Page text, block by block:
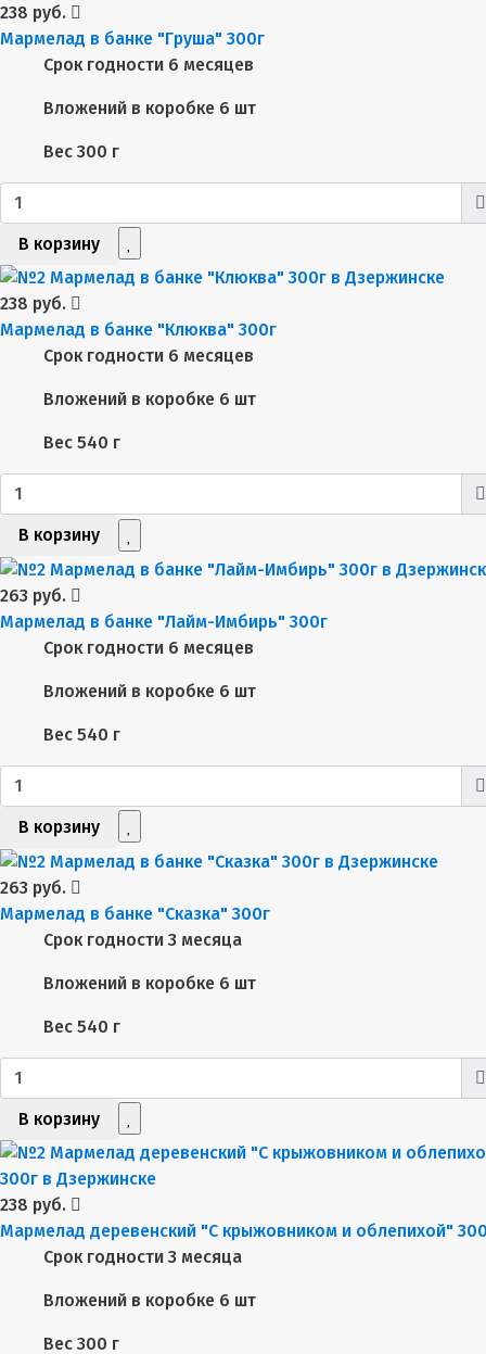
238 руб.
Мармелад в банке "Груша" 300г
Срок годности 6 месяцев
Вложений в коробке 6 шт
Вес 300 г
В корзину
238 руб.
Мармелад в банке "Клюква" 300г
Срок годности 6 месяцев
Вложений в коробке 6 шт
Вес 540 г
В корзину
263 руб.
Мармелад в банке "Лайм-Имбирь" 300г
Срок годности 6 месяцев
Вложений в коробке 6 шт
Вес 540 г
В корзину
263 руб.
Мармелад в банке "Сказка" 300г
Срок годности 3 месяца
Вложений в коробке 6 шт
Вес 540 г
В корзину
238 руб.
Мармелад деревенский "С крыжовником и облепихой"
Срок годности 3 месяца
Вложений в коробке 6 шт
Вес 300 г